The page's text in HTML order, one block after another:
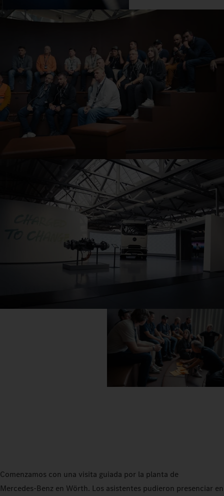
Comenzamos con una visita guiada por la planta de
Mercedes‑Benz en Wörth. Los asistentes pudieron presenciar en